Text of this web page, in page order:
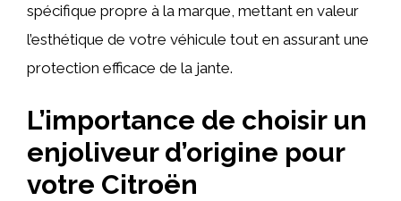
spécifique propre à la marque, mettant en valeur
l’esthétique de votre véhicule tout en assurant une
protection efficace de la jante.
L’importance de choisir un
enjoliveur d’origine pour
votre Citroën